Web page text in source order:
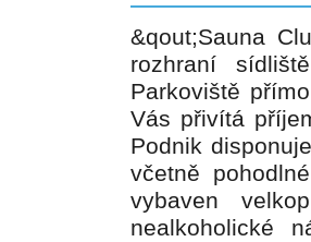
&qout;Sauna
rozhraní
Parkoviště
Vás přivítá
Podnik
včetně
vybaven
nealkoholické